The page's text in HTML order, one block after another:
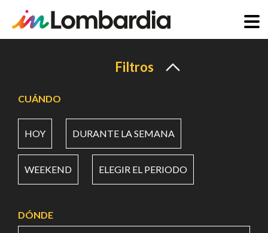
principal
Filtros
CUÁNDO
HOY DURANTE LA SEMANA
WEEKEND ELEGIR EL PERIODO
DÓNDE